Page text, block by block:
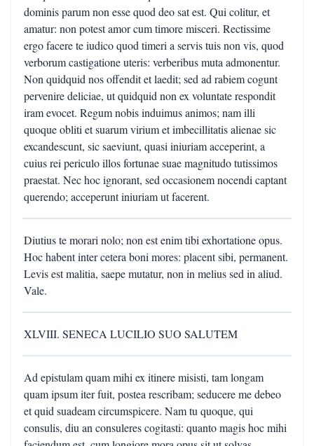
dominis parum non esse quod deo sat est. Qui colitur, et
amatur: non potest amor cum timore misceri. Rectissime
ergo facere te iudico quod timeri a servis tuis non vis, quod
verborum castigatione uteris: verberibus muta admonentur.
Non quidquid nos offendit et laedit; sed ad rabiem cogunt
pervenire deliciae, ut quidquid non ex voluntate respondit
iram evocet. Regum nobis induimus animos; nam illi
quoque obliti et suarum virium et imbecillitatis alienae sic
excandescunt, sic saeviunt, quasi iniuriam acceperint, a
cuius rei periculo illos fortunae suae magnitudo tutissimos
praestat. Nec hoc ignorant, sed occasionem nocendi captant
querendo; acceperunt iniuriam ut facerent.
Diutius te morari nolo; non est enim tibi exhortatione opus.
Hoc habent inter cetera boni mores: placent sibi, permanent.
Levis est malitia, saepe mutatur, non in melius sed in aliud.
Vale.
XLVIII. SENECA LUCILIO SUO SALUTEM
Ad epistulam quam mihi ex itinere misisti, tam longam
quam ipsum iter fuit, postea rescribam; seducere me debeo
et quid suadeam circumspicere. Nam tu quoque, qui
consulis, diu an consuleres cogitasti: quanto magis hoc mihi